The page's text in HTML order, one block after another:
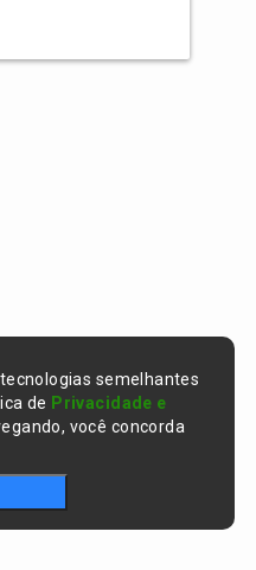
semelhantes
de Privacidade e
você concorda